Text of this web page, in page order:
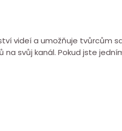
videí a umožňuje tvůrcům
svůj kanál. Pokud jste